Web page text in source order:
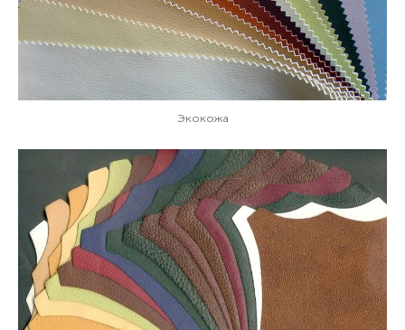
Экокожа